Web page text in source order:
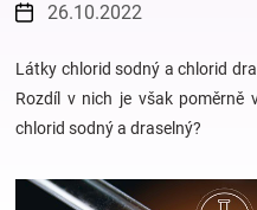
a
kojenecká
26.10.2022
Látky chlorid sodný a chlorid
Rozdíl v nich je však poměrně
chlorid sodný a draselný?